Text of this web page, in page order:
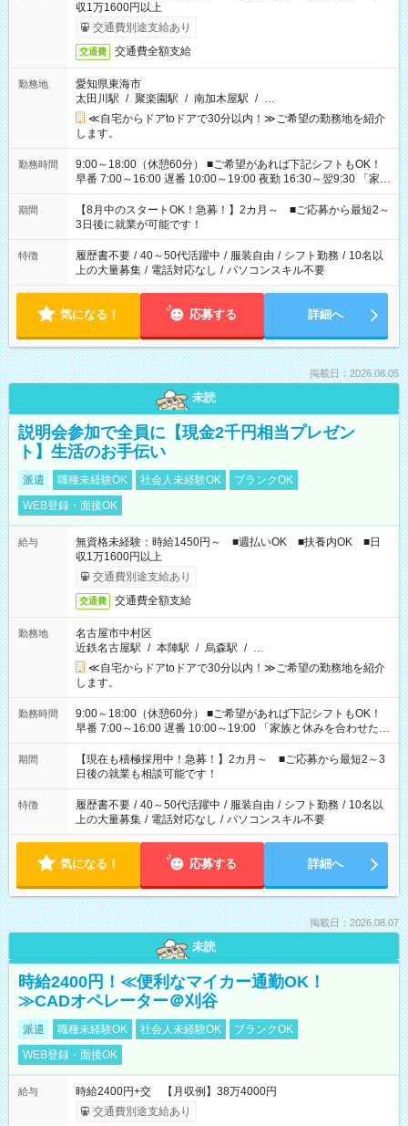
収1万1600円以上
交通費別途支給あり
交通費 交通費全額支給
勤務地
愛知県東海市
太田川駅 / 聚楽園駅 / 南加木屋駅 / …
≪自宅からドアtoドアで30分以内！≫ご希望の勤務地を紹介
します。
勤務時間
9:00～18:00（休憩60分） ■ご希望があれば下記シフトもOK！
早番 7:00～16:00 遅番 10:00～19:00 夜勤 16:30～翌9:30 「家族
と休みを合わせたい」 「余裕を持って夕飯の準備がしたい」
「できれば残業はしたくない」 など、ご希望を教えてください
ね。 ※Wワーク希望の方へ 今ご覧のお仕事で希望する勤務時間
と、もう1つのお仕事の勤務時間。 合計で週40時間を超える場
合は応募できません。
期間
【8月中のスタートOK！急募！】2カ月～ ■ご応募から最短2～
3日後に就業が可能です！
特徴 履歴書不要 / 40～50代活躍中 / 服装自由 / シフト勤務 / 10名以
上の大量募集 / 電話対応なし / パソコンスキル不要
気になる！ 応募する 詳細へ
掲載日：2026.08.05
未読
説明会参加で全員に【現金2千円相当プレゼン
ト】生活のお手伝い
派遣 職種未経験OK 社会人未経験OK
ブランクOK
WEB登録・面接OK
給与
無資格未経験：時給1450円～ ■週払いOK ■扶養内OK ■日
収1万1600円以上
交通費別途支給あり
交通費 交通費全額支給
勤務地
名古屋市中村区
近鉄名古屋駅 / 本陣駅 / 烏森駅 / …
≪自宅からドアtoドアで30分以内！≫ご希望の勤務地を紹介
します。
勤務時間
9:00～18:00（休憩60分） ■ご希望があれば下記シフトもOK！
早番 7:00～16:00 遅番 10:00～19:00 「家族と休みを合わせた
い」 「余裕を持って夕飯の準備がしたい」 「できれば残業はし
たくない」 など、ご希望を教えてくださいね。 ※Wワーク希望
の方へ 今ご覧のお仕事で希望する勤務時間と、もう1つのお仕事
の勤務時間。 合計で週40時間を超える場合は応募できません。
期間
【現在も積極採用中！急募！】2カ月～ ■ご応募から最短2～3
日後の就業も相談可能です！
特徴 履歴書不要 / 40～50代活躍中 / 服装自由 / シフト勤務 / 10名以
上の大量募集 / 電話対応なし / パソコンスキル不要
気になる！ 応募する 詳細へ
掲載日：2026.08.07
未読
時給2400円！≪便利なマイカー通勤OK！
≫CADオペレーター＠刈谷
派遣 職種未経験OK 社会人未経験OK
ブランクOK
WEB登録・面接OK
給与
時給2400円+交 【月収例】38万4000円
交通費別途支給あり